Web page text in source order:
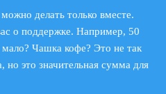
делать только вместе.
о поддержке. Например, 50
Чашка кофе? Это не так
это значительная сумма для